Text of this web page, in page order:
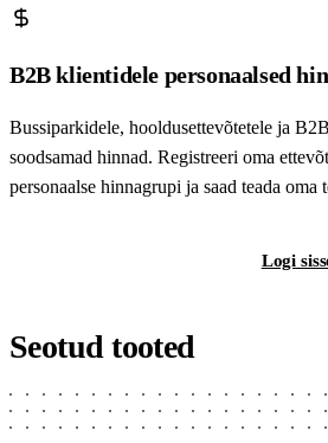
B2B klientidele personaalsed
Bussiparkidele, hooldusettevõtetele ja
soodsamad hinnad. Registreeri oma
personaalse hinnagrupi ja saad teada oma
Logi
Seotud tooted